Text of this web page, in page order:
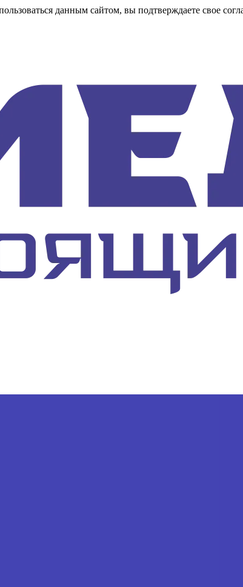
данным сайтом, вы подтверждаете свое